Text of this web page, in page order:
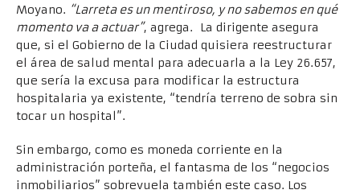
Moyano. “Larreta es un mentiroso, y no sabemos en qué
momento va a actuar”, agrega. La dirigente asegura
que, si el Gobierno de la Ciudad quisiera reestructurar
el área de salud mental para adecuarla a la Ley 26.657,
que sería la excusa para modificar la estructura
hospitalaria ya existente, “tendría terreno de sobra sin
tocar un hospital”.
Sin embargo, como es moneda corriente en la
administración porteña, el fantasma de los “negocios
inmobiliarios” sobrevuela también este caso. Los